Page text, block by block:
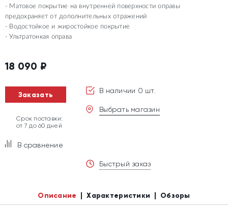
Матовое покрытие на внутренней поверхности оправы
предохраняет от дополнительных отражений
Водостойкое и жиростойкое покрытие
Ультратонкая оправа
18 090 ₽
Заказать
Срок поставки:
от 7 до 60 дней
В сравнение
В наличии 0 шт.
Выбрать магазин
Быстрый заказ
Описание Характеристики Обзоры